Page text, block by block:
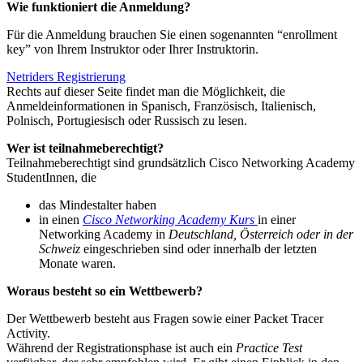
Wie funktioniert die Anmeldung?
Für die Anmeldung brauchen Sie einen sogenannten “enrollment
key” von Ihrem Instruktor oder Ihrer Instruktorin.
Netriders Registrierung
Rechts auf dieser Seite findet man die Möglichkeit, die
Anmeldeinformationen in Spanisch, Französisch, Italienisch,
Polnisch, Portugiesisch oder Russisch zu lesen.
Wer ist teilnahmeberechtigt?
Teilnahmeberechtigt sind grundsätzlich Cisco Networking Academy
StudentInnen, die
das Mindestalter haben
in einen Cisco Networking Academy Kurs in einer
Networking Academy in Deutschland, Österreich oder in der
Schweiz eingeschrieben sind oder innerhalb der letzten
Monate waren.
Woraus besteht so ein Wettbewerb?
Der Wettbewerb besteht aus Fragen sowie einer Packet Tracer
Activity.
Während der Registrationsphase ist auch ein Practice Test